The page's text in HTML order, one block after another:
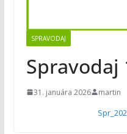
SPRAVODAJ
Spravodaj
31. januára 2026 martin